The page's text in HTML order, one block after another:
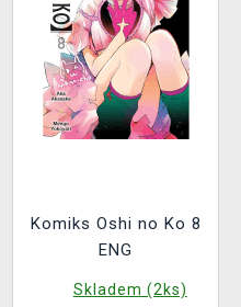
Komiks Oshi no Ko 8
ENG
Skladem (2ks)